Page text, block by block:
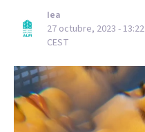
Iea
27 octubre, 2023 - 13:22
CEST